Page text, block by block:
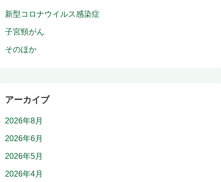
新型コロナウイルス感染症
子宮頸がん
そのほか
アーカイブ
2026年8月
2026年6月
2026年5月
2026年4月